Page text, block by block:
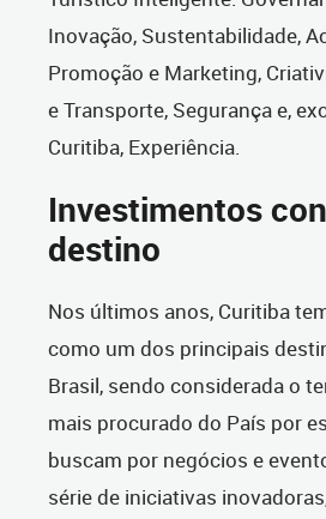
Inovação, Sustentabilidade,
Promoção e Marketing,
e Transporte, Segurança e,
Curitiba, Experiência.
Investimentos
destino
Nos últimos anos, Curitiba
como um dos principais
Brasil, sendo considerada o
mais procurado do País por
buscam por negócios e
série de iniciativas